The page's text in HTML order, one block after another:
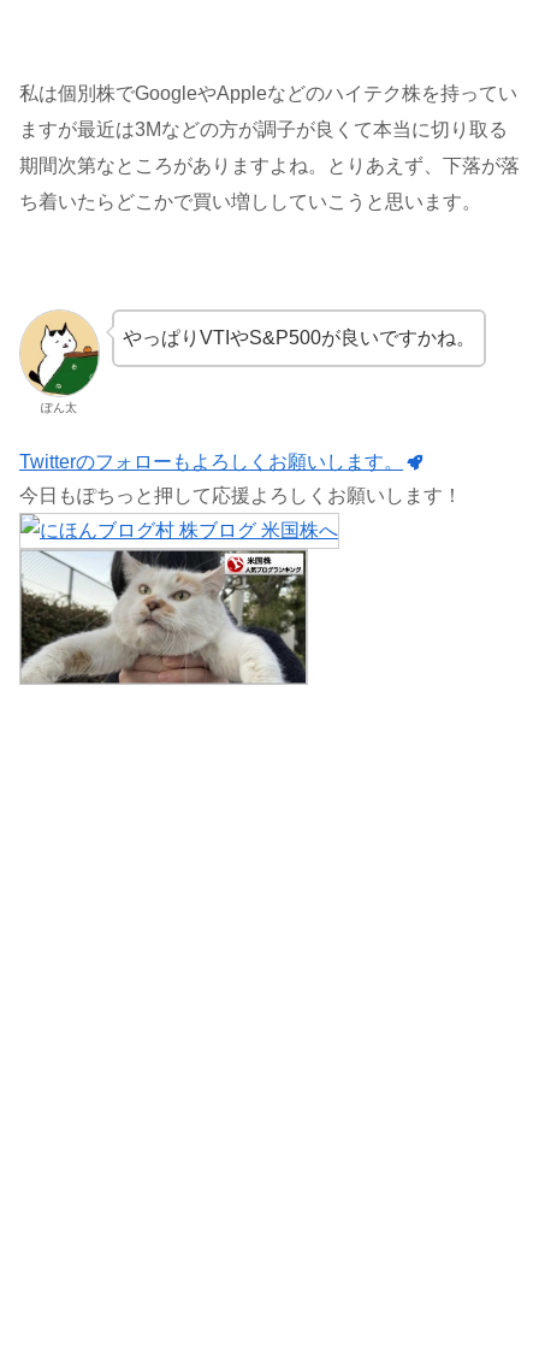
私は個別株でGoogleやAppleなどのハイテク株を持ってい
ますが最近は3Mなどの方が調子が良くて本当に切り取る
期間次第なところがありますよね。とりあえず、下落が落
ち着いたらどこかで買い増ししていこうと思います。
ぽん太
やっぱりVTIやS&P500が良いですかね。
Twitterのフォローもよろしくお願いします。
今日もぽちっと押して応援よろしくお願いします！